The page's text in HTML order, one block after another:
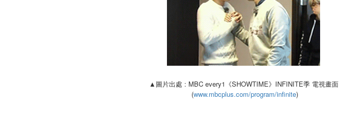
▲圖片出處 : MBC every1《SHOWTIME》INFINITE季 電視畫面
(www.mbcplus.com/program/infinite)